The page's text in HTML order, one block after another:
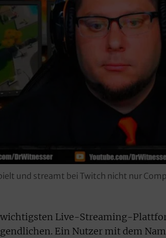
und streamt bei Twitch nicht nur
Live-Streaming-
Ein Nutzer mit dem